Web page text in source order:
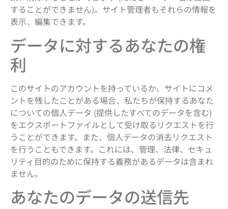
することができません)。サイト管理者もそれらの情報を
表示、編集できます。
データに対するあなたの権
利
このサイトのアカウントを持っているか、サイトにコメ
ントを残したことがある場合、私たちが保持するあなた
についての個人データ (提供したすべてのデータを含む)
をエクスポートファイルとして受け取るリクエストを行
うことができます。また、個人データの消去リクエスト
を行うこともできます。これには、管理、法律、セキュ
リティ目的のために保持する義務があるデータは含まれ
ません。
あなたのデータの送信先